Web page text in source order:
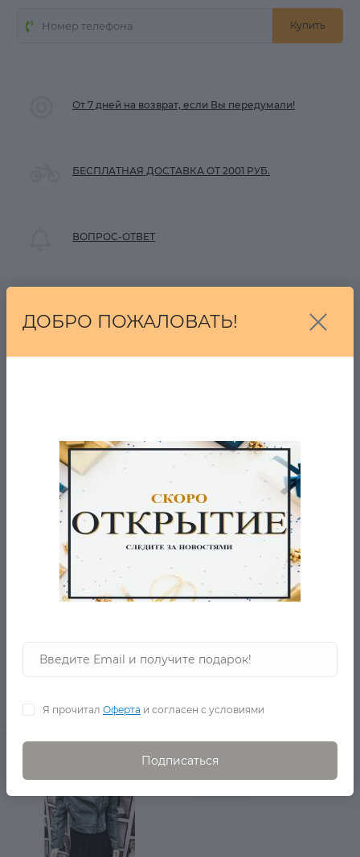
Купить
От 7 дней на возврат, если Вы передумали!
БЕСПЛАТНАЯ ДОСТАВКА ОТ 2001 РУБ.
ВОПРОС-ОТВЕТ
пункта выдачи за 1 день!
- происхождение бренда: США
- производство: Китай
- материал верха: кожзам
-цвет : рептилия
- рекомендации по уходу: стирать при температуре до
40°, гладить при температуре до 110°, допускается
Франция
ДОБРО ПОЖАЛОВАТЬ!
Я прочитал Оферта и согласен с условиями
Подписаться